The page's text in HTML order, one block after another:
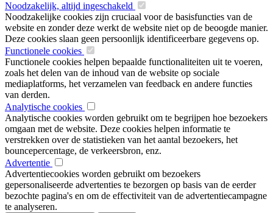
Noodzakelijk, altijd ingeschakeld
Noodzakelijke cookies zijn cruciaal voor de basisfuncties van de
website en zonder deze werkt de website niet op de beoogde manier.
Deze cookies slaan geen persoonlijk identificeerbare gegevens op.
Functionele cookies
Functionele cookies helpen bepaalde functionaliteiten uit te voeren,
zoals het delen van de inhoud van de website op sociale
mediaplatforms, het verzamelen van feedback en andere functies
van derden.
Analytische cookies
Analytische cookies worden gebruikt om te begrijpen hoe bezoekers
omgaan met de website. Deze cookies helpen informatie te
verstrekken over de statistieken van het aantal bezoekers, het
bouncepercentage, de verkeersbron, enz.
Advertentie
Advertentiecookies worden gebruikt om bezoekers
gepersonaliseerde advertenties te bezorgen op basis van de eerder
bezochte pagina's en om de effectiviteit van de advertentiecampagne
te analyseren.